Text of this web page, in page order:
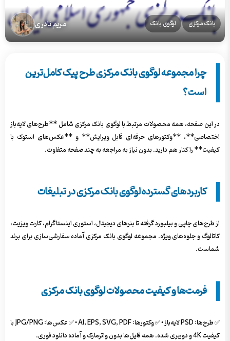
بانک مرکزی لوگوی بانک مریم نادری
چرا مجموعه لوگوی بانک مرکزی طرح پیک کامل‌ترین
است؟
در این صفحه، همه محصولات مرتبط با لوگوی بانک مرکزی شامل **طرح‌های لایه‌باز
اختصاصی**، **وکتورهای حرفه‌ای قابل ویرایش** و **عکس‌های استوک با
کیفیت** را کنار هم دارید. بدون نیاز به مراجعه به چند صفحه متفاوت.
کاربردهای گسترده لوگوی بانک مرکزی در تبلیغات
از طرح‌های چاپی و بیلبورد گرفته تا بنرهای دیجیتال، استوری اینستاگرام، کارت ویزیت،
کاتالوگ و جلوه‌های ویژه. مجموعه لوگوی بانک مرکزی آماده سفارشی‌سازی برای برند
شماست.
فرمت‌ها و کیفیت محصولات لوگوی بانک مرکزی
✅ طرح‌ها: PSD لایه‌باز • ✅ وکتورها: AI, EPS, SVG, PDF • ✅ عکس‌ها: JPG/PNG با
کیفیت 4K و دوربری شده. همه فایل‌ها بدون واترمارک و آماده دانلود فوری.